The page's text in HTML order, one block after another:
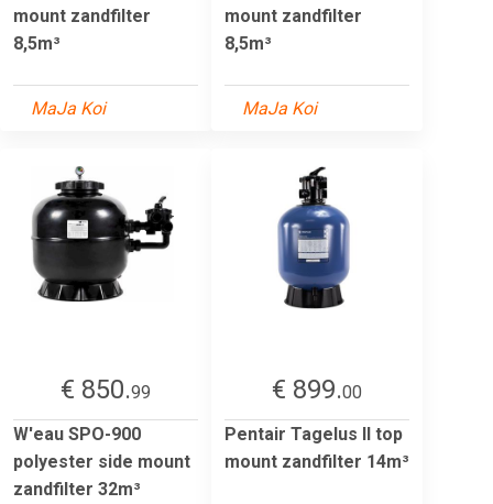
mount zandfilter
8,5m³
MaJa Koi
mount zandfilter
8,5m³
MaJa Koi
€ 850.99
W'eau SPO-900
polyester side mount
zandfilter 32m³
€ 899.00
Pentair Tagelus II top
mount zandfilter 14m³